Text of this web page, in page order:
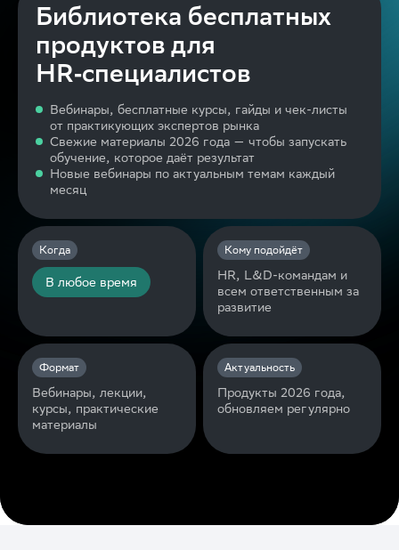
Библиотека бесплатных
продуктов для
HR‑специалистов
Вебинары, бесплатные курсы, гайды и чек-листы
от практикующих экспертов рынка
Свежие материалы 2026 года — чтобы запускать
обучение, которое даёт результат
Новые вебинары по актуальным темам каждый
месяц
Когда
В любое время
Кому подойдёт
HR, L&D-командам и
всем ответственным за
развитие
Формат
Вебинары, лекции,
курсы, практические
материалы
Актуальность
Продукты 2026 года,
обновляем регулярно